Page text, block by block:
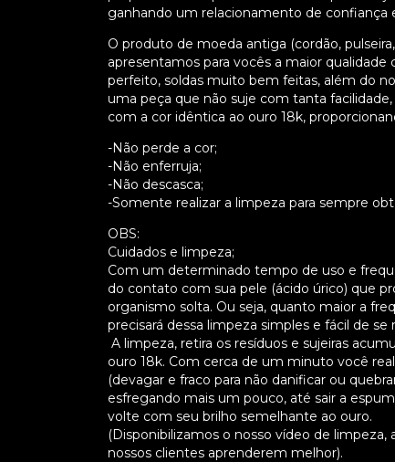
ganhando um relacionamento de confiança
O produto de moeda antiga (cordão,
apresentamos para vocês a maior
perfeito, soldas muito bem feitas, além do
uma peça que não suje com tanta
com a cor idêntica ao ouro 18k,
-Não perde a cor;
-Não enferruja;
-Não descasca;
-Somente realizar a limpeza para sempre
OBS:
Cuidados e limpeza;
Com um determinado tempo de uso e
do contato com sua pele (ácido úrico) que
organismo solta. Ou seja, quanto maior a
precisará dessa limpeza simples e fácil de se
A limpeza, retira os resíduos e sujeiras
ouro 18k. Com cerca de um minuto você
(devagar e fraco para não danificar ou
esfregando mais um pouco, até sair a
volte com seu brilho semelhante ao ouro.
(Disponibilizamos o nosso vídeo de
nossos clientes aprenderem melhor).